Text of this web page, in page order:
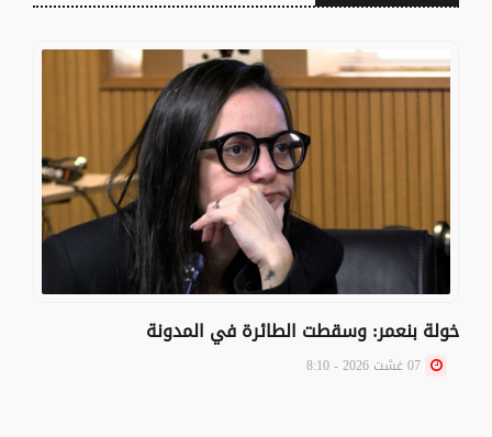
خولة بنعمر: وسقطت الطائرة في المدونة